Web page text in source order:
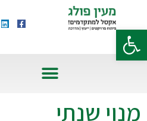
פתח סרגל נגישות
מנוי שנתי